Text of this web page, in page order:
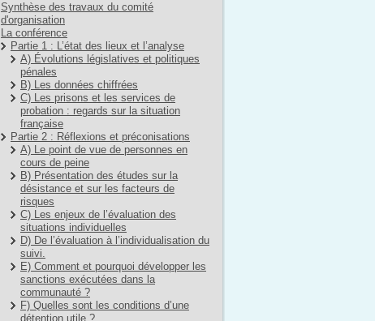
Synthèse des travaux du comité
d'organisation
La conférence
Partie 1 : L’état des lieux et l’analyse
A) Évolutions législatives et politiques
pénales
B) Les données chiffrées
C) Les prisons et les services de
probation : regards sur la situation
française
Partie 2 : Réflexions et préconisations
A) Le point de vue de personnes en
cours de peine
B) Présentation des études sur la
désistance et sur les facteurs de
risques
C) Les enjeux de l’évaluation des
situations individuelles
D) De l’évaluation à l’individualisation du
suivi.
E) Comment et pourquoi développer les
sanctions exécutées dans la
communauté ?
F) Quelles sont les conditions d’une
détention utile ?